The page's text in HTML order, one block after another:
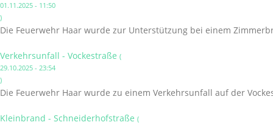
01.11.2025 - 11:50
)
Die Feuerwehr Haar wurde zur Unterstützung bei einem
Verkehrsunfall - Vockestraße (
29.10.2025 - 23:54
)
Die Feuerwehr Haar wurde zu einem Verkehrsunfall auf der
Kleinbrand - Schneiderhofstraße (